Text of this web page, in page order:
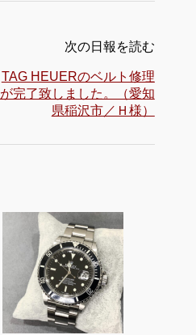
次の日報を読む
TAG HEUERのベルト修理
が完了致しました。（愛知
県稲沢市／Ｈ様）